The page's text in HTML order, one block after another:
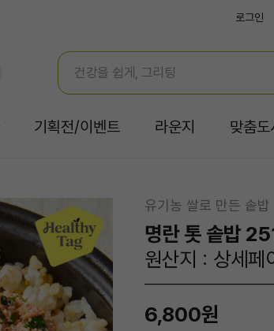
로그인
기획전/이벤트 라운지 맞춤
유기농 쌀로 만든 솥밥
명란 톳 솥밥
원산지 : 상세페
6,800원